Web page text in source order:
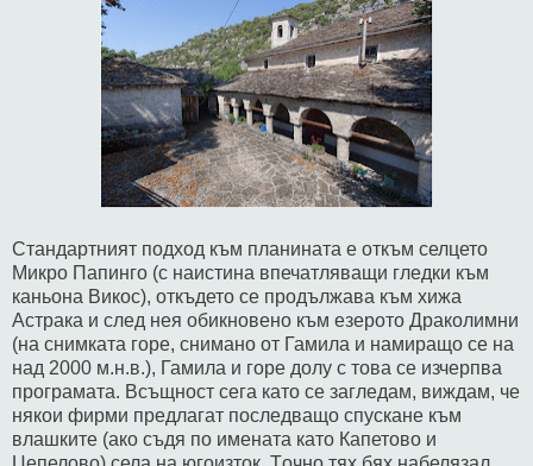
Стандартният подход към планината е откъм селцето
Микро Папинго (с наистина впечатляващи гледки към
каньона Викос), откъдето се продължава към хижа
Астрака и след нея обикновено към езерото Драколимни
(на снимката горе, снимано от Гамила и намиращо се на
над 2000 м.н.в.), Гамила и горе долу с това се изчерпва
програмата. Всъщност сега като се загледам, виждам, че
някои фирми предлагат последващо спускане към
влашките (ако съдя по имената като Кaпетово и